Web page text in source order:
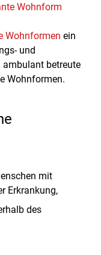
Wohnform
Wohnformen ein
und
ambulant betreute
Wohnformen.
mit
Erkrankung,
des